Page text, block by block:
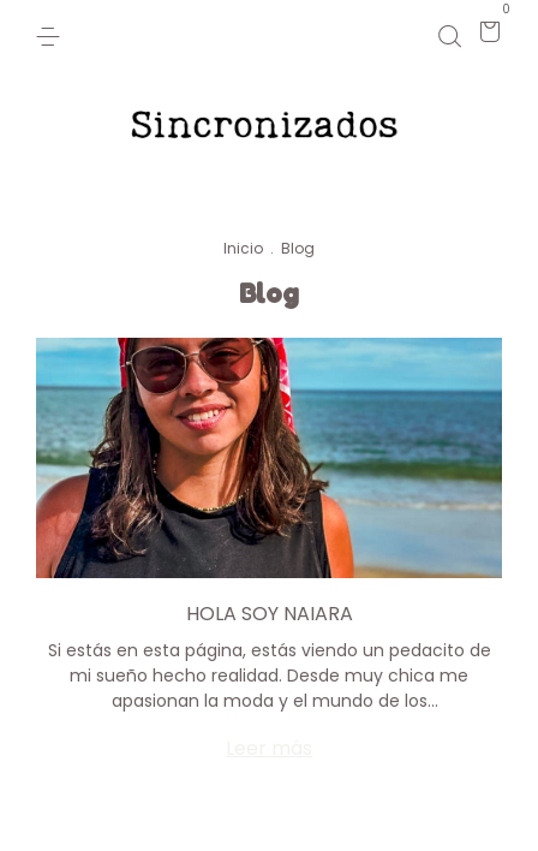
0
Inicio . Blog
Blog
HOLA SOY NAIARA
Si estás en esta página, estás viendo un pedacito de
mi sueño hecho realidad. Desde muy chica me
apasionan la moda y el mundo de los